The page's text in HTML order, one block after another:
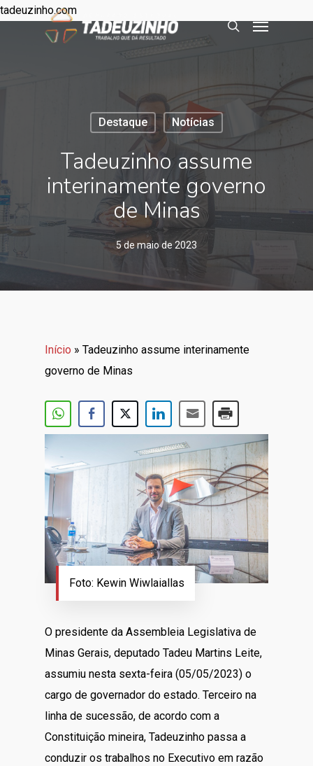
tadeuzinho.com
Destaque Notícias
Tadeuzinho assume
interinamente governo
de Minas
5 de maio de 2023
Início » Tadeuzinho assume interinamente
governo de Minas
Foto: Kewin Wiwlaiallas
O presidente da Assembleia Legislativa de
Minas Gerais, deputado Tadeu Martins Leite,
assumiu nesta sexta-feira (05/05/2023) o
cargo de governador do estado. Terceiro na
linha de sucessão, de acordo com a
Constituição mineira, Tadeuzinho passa a
conduzir os trabalhos no Executivo em razão